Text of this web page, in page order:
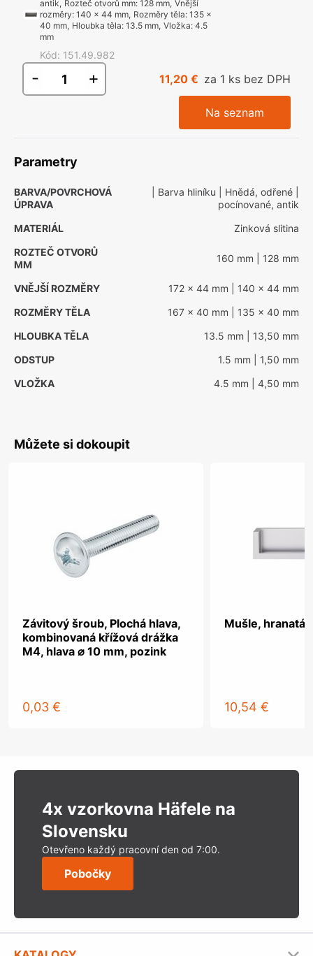
antik, Rozteč otvorů mm:128 mm, Vnější
rozměry:140 x 44 mm, Rozměry těla:135 x
40 mm, Hloubka těla:13.5 mm, Vložka:4.5
mm
Kód: 151.49.982
- + 11,20 € za 1 ks bez DPH
Na seznam
Parametry
BARVA/POVRCHOVÁ
ÚPRAVA
| Barva hliníku | Hnědá, odřené
pocínované, antik
MATERIÁL
Zinková slitina
ROZTEČ OTVORŮ
MM
160 mm | 128 mm
VNĚJŠÍ ROZMĚRY 172 x 44 mm | 140 x 44 mm
ROZMĚRY TĚLA
167 x 40 mm | 135 x 40 mm
HLOUBKA TĚLA
13.5 mm | 13,50 mm
ODSTUP
1.5 mm | 1,50 mm
VLOŽKA
4.5 mm | 4,50 mm
Můžete si dokoupit
Závitový šroub, Plochá hlava,
kombinovaná křížová drážka
M4, hlava ⌀ 10 mm, pozink
0,03 €
Mušle, hranatá,
10,54 €
4x vzorkovna Häfele na
Slovensku
Otevřeno každý pracovní den od 7:00.
Pobočky